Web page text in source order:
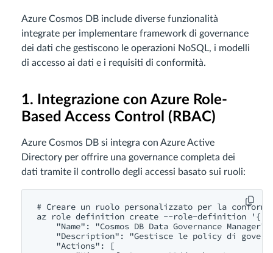
Azure Cosmos DB include diverse funzionalità
integrate per implementare framework di governance
dei dati che gestiscono le operazioni NoSQL, i modelli
di accesso ai dati e i requisiti di conformità.
1. Integrazione con Azure Role-
Based Access Control (RBAC)
Azure Cosmos DB si integra con Azure Active
Directory per offrire una governance completa dei
dati tramite il controllo degli accessi basato sui ruoli:
# Creare un ruolo personalizzato per la
az role definition create --role-definition '{
    "Name": "Cosmos DB Data Governance Manager",
"Description": "Gestisce le policy di
    "Actions": [